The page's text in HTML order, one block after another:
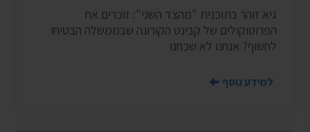
גיא זוהר בתוכנית "מהצד השני": זוכרים את
הפרוטוקולים של קבינט הקורונה שבממשלה הבטיחו
לחשוף? אנחנו לא שכחנו
למידע נוסף